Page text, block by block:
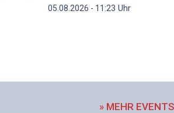
05.08.2026 - 11:23 Uhr
» MEHR EVENTS